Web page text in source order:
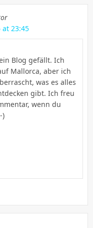
at 23:45
Blog gefällt. Ich
Mallorca, aber ich
was es alles
gibt. Ich freu
wenn du
)